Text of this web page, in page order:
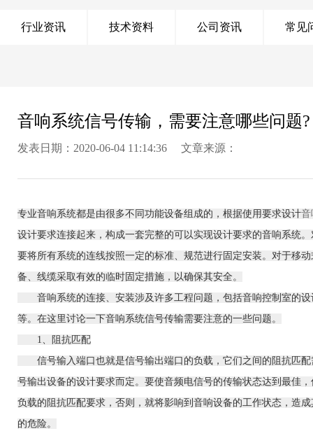
行业资讯 技术资料 公司资讯 常见
音响系统信号传输，需要注意哪些问题?
发表日期：2020-06-04 11:14:36 文章来源：
专业音响系统都是由很多不同功能设备组成的，根据使用要求设计音
设计要求连接起来，构成一套完整的可以实现设计要求的音响系统
要将所有系统的连线按照一定的标准、规范进行固定安装。对于移
备、线缆采取有效的临时固定措施，以确保其安全。
音响系统的连接、安装涉及许多工程问题，包括音响控制室的设
等。在这里讨论一下音响系统信号传输需要注意的一些问题。
1、阻抗匹配
信号输入端口也就是信号输出端口的负载，它们之间的阻抗匹配
号输出设备的设计要求而定。要使音频电信号的传输状态达到最佳
负载的阻抗匹配要求，否则，就将影响到音响设备的工作状态，造
的危险。